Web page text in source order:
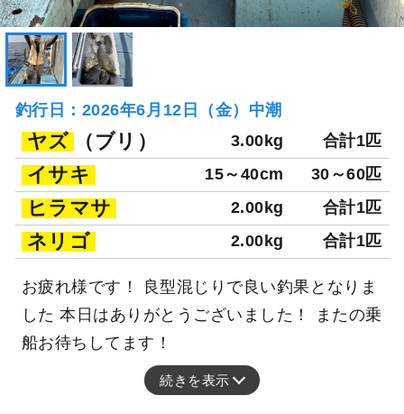
釣行日：2026年6月12日（金）中潮
ヤズ （ブリ） 3.00kg 合計1匹
イサキ 15～40cm 30～60匹
ヒラマサ 2.00kg 合計1匹
ネリゴ 2.00kg 合計1匹
お疲れ様です！ 良型混じりで良い釣果となりま
した 本日はありがとうございました！ またの乗
船お待ちしてます！
続きを表示